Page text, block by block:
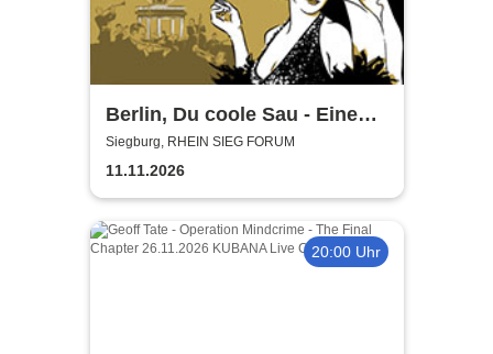
Berlin, Du coole Sau - Eine
Liebeserklärung
Siegburg, RHEIN SIEG FORUM
11.11.2026
20:00 Uhr